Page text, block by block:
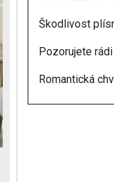
Škodlivost
Pozorujete
Romantická